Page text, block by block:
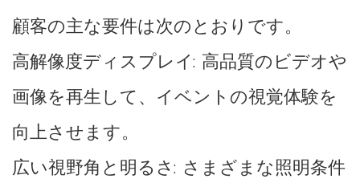
顧客の主な要件は次のとおりです。
高解像度ディスプレイ: 高品質のビデオや
画像を再生して、イベントの視覚体験を
向上させます。
広い視野角と明るさ: さまざまな照明条件